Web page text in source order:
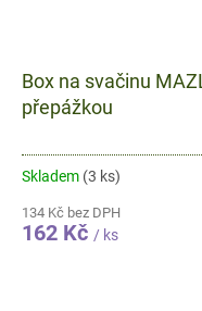
Box na svačinu
přepážkou
Skladem (3 ks)
134 Kč bez DPH
162 Kč / ks